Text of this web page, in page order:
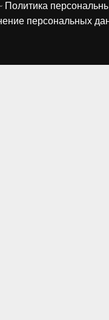
Политика
персональных